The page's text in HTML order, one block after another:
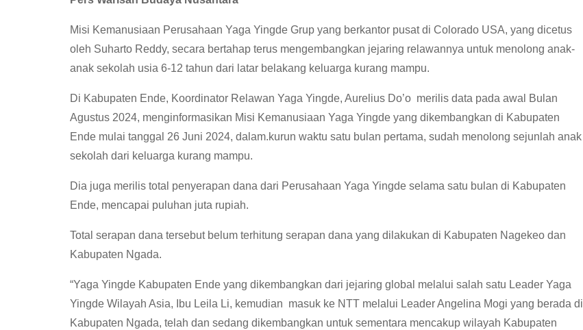
Misi Kemanusiaan Perusahaan Yaga Yingde Grup yang berkantor pusat di Colorado USA, yang dicetus
oleh Suharto Reddy, secara bertahap terus mengembangkan jejaring relawannya untuk menolong anak-
anak sekolah usia 6-12 tahun dari latar belakang keluarga kurang mampu.
Di Kabupaten Ende, Koordinator Relawan Yaga Yingde, Aurelius Do’o merilis data pada awal Bulan
Agustus 2024, menginformasikan Misi Kemanusiaan Yaga Yingde yang dikembangkan di Kabupaten
Ende mulai tanggal 26 Juni 2024, dalam.kurun waktu satu bulan pertama, sudah menolong sejunlah anak
sekolah dari keluarga kurang mampu.
Dia juga merilis total penyerapan dana dari Perusahaan Yaga Yingde selama satu bulan di Kabupaten
Ende, mencapai puluhan juta rupiah.
Total serapan dana tersebut belum terhitung serapan dana yang dilakukan di Kabupaten Nagekeo dan
Kabupaten Ngada.
“Yaga Yingde Kabupaten Ende yang dikembangkan dari jejaring global melalui salah satu Leader Yaga
Yingde Wilayah Asia, Ibu Leila Li, kemudian masuk ke NTT melalui Leader Angelina Mogi yang berada di
Kabupaten Ngada, telah dan sedang dikembangkan untuk sementara mencakup wilayah Kabupaten